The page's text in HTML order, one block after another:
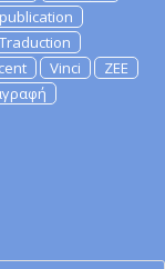
publication
Traduction
Vinci
ZEE